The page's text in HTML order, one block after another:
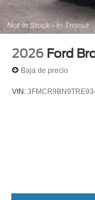
2026 Ford
Baja de precio
VIN: